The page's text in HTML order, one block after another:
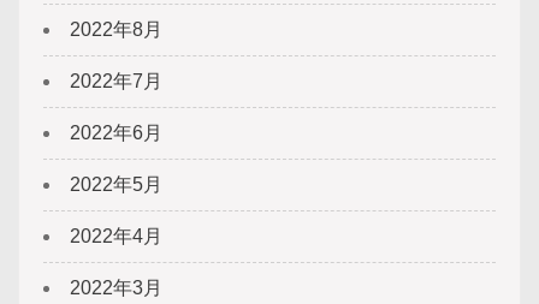
2022年8月
2022年7月
2022年6月
2022年5月
2022年4月
2022年3月